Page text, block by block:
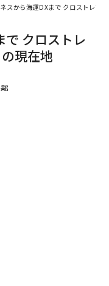
スから海運DXまで クロストレプ
で クロストレ
現在地